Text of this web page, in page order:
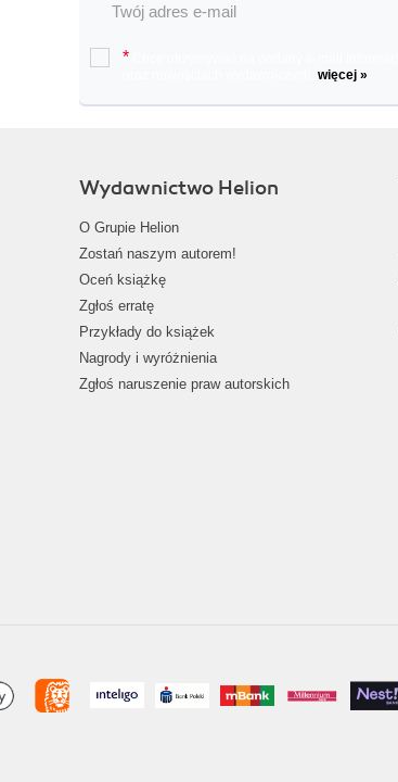
*
więcej »
Wydawnictwo Helion
O Grupie Helion
Zostań naszym autorem!
Oceń książkę
Zgłoś erratę
Przykłady do książek
Nagrody i wyróżnienia
Zgłoś naruszenie praw autorskich